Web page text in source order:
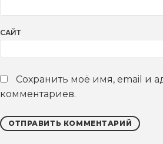
САЙТ
Сохранить моё имя, email и
комментариев.